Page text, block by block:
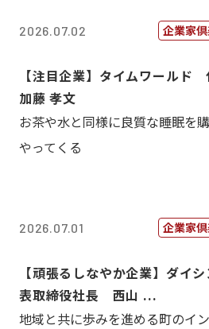
2026.07.02 企業家
【注目企業】タイムワール
加藤 孝文
お茶や水と同様に良質な睡眠を
やってくる
2026.07.01 企業家
【頑張るしなやか企業】ダイ
表取締役社長 西山 ...
地域と共に歩みを進める町のイ